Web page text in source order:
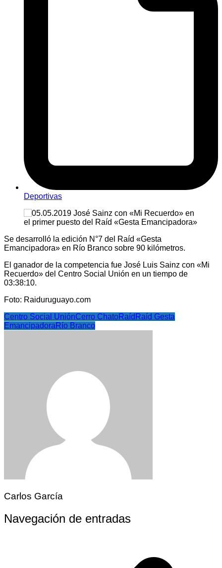
Deportivas
Se desarrolló la edición N°7 del Raíd «Gesta
Emancipadora» en Río Branco sobre 90 kilómetros.
El ganador de la competencia fue José Luis Sainz con «Mi
Recuerdo» del Centro Social Unión en un tiempo de
03:38:10.
Foto: Raiduruguayo.com
Centro Social UniónCerro ChatoRaíd Raíd Gesta
Emancipadora Río Branco
Carlos García
Navegación de entradas